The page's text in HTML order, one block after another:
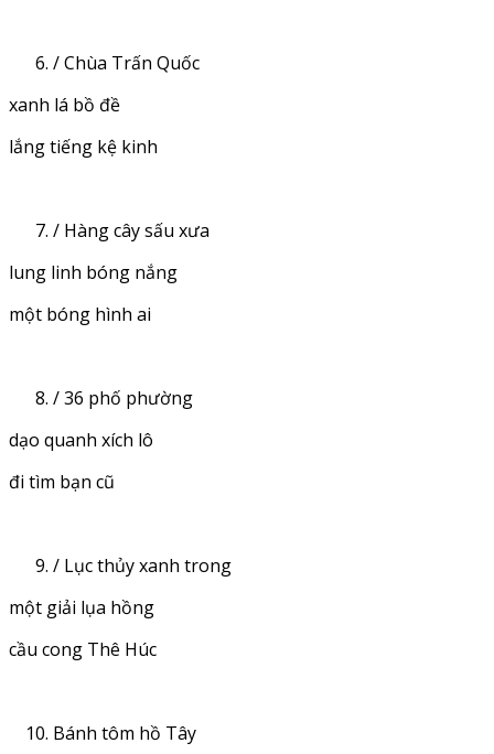
/ Chùa Trấn Quốc
xanh lá bồ đề
lắng tiếng kệ kinh
/ Hàng cây sấu xưa
lung linh bóng nắng
một bóng hình ai
/ 36 phố phường
dạo quanh xích lô
đi tìm bạn cũ
/ Lục thủy xanh trong
một giải lụa hồng
cầu cong Thê Húc
Bánh tôm hồ Tây